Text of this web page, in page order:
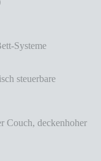
Systeme
steuerbare
Couch, deckenhoher